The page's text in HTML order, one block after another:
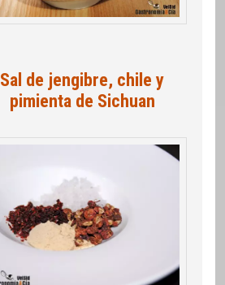
Sal de jengibre, chile y
pimienta de Sichuan